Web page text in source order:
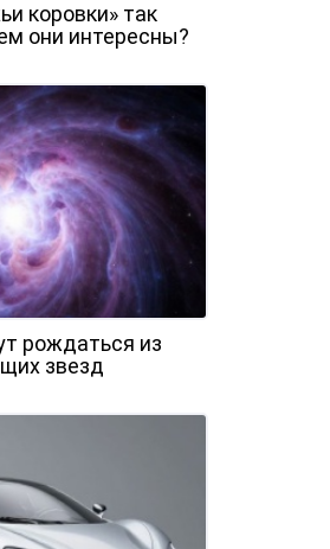
коровки» так
они интересны?
рождаться из
звезд